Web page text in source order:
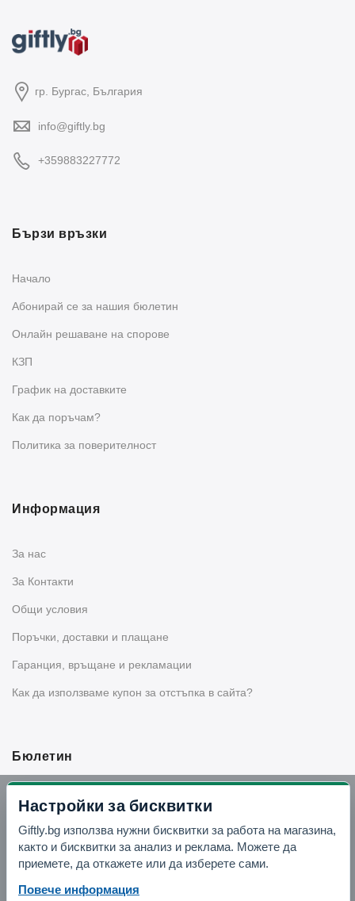
гр. Бургас, България
info@giftly.bg
+359883227772
Бързи връзки
Начало
Абонирай се за нашия бюлетин
Oнлайн решаване на спорове
КЗП
График на доставките
Как да поръчам?
Политика за поверителност
Информация
За нас
За Контакти
Общи условия
Поръчки, доставки и плащане
Гаранция, връщане и рекламации
Как да използваме купон за отстъпка в сайта?
Бюлетин
Вземи -10% отстъпка в Telegram
Отвори Telegram
Настройки за бисквитки
Giftly.bg използва нужни бисквитки за работа на магазина,
както и бисквитки за анализ и реклама. Можете да
приемете, да откажете или да изберете сами.
Повече информация